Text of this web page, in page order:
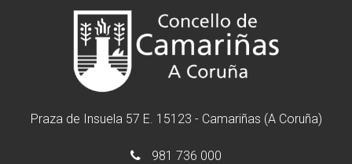
Praza de Insuela 57 E. 15123 - Camariñas (A Coruña)
981 736 000